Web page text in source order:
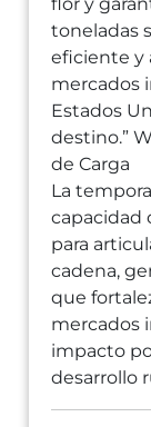
toneladas
eficiente y
mercados
Estados
destino.”
de Carga
La
capacidad
para
cadena,
que
mercados
impacto
desarrollo